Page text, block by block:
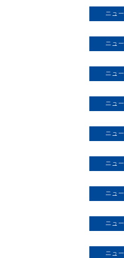
ニュ
ニュ
ニュ
ニュ
ニュ
ニュ
ニュ
ニュ
ニュ